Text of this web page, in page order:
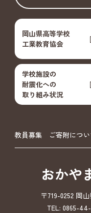
岡山県高等学校
工業教育協会
学校施設の
耐震化への
取り組み状況
教員募集 ご寄附につい
おかや
〒719-0252 岡
TEL: 0865-